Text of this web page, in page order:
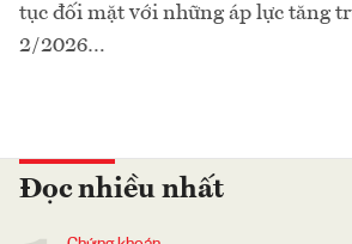
tục đối mặt với những áp lực tăng
2/2026…
Đọc nhiều nhất